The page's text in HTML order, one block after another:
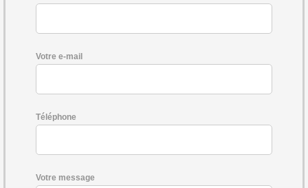
Votre e-mail
Téléphone
Votre message